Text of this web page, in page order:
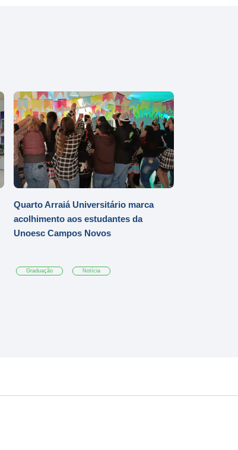
Quarto Arraiá Universitário marca
acolhimento aos estudantes da
Unoesc Campos Novos
Graduação Notícia